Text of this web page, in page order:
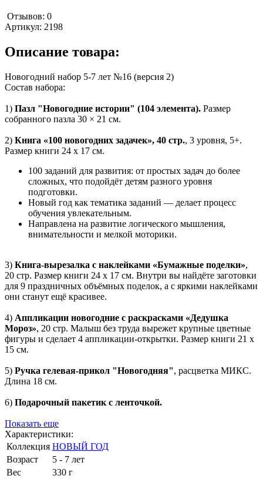
Отзывов: 0
Артикул: 2198
Описание товара:
Новогодний набор 5-7 лет №16 (версия 2)
Состав набора:
1) Пазл "Новогодние истории" (104 элемента). Размер
собранного пазла 30 × 21 см.
2) Книга «100 новогодних задачек», 40 стр., 3 уровня, 5+.
Размер книги 24 х 17 см.
100 заданий для развития: от простых задач до более
сложных, что подойдёт детям разного уровня
подготовки.
Новый год как тематика заданий — делает процесс
обучения увлекательным.
Направлена на развитие логического мышления,
внимательности и мелкой моторики.
3) Книга-вырезалка с наклейками «Бумажные поделки»,
20 стр. Размер книги 24 х 17 см. Внутри вы найдёте заготовки
для 9 праздничных объёмных поделок, а с яркими наклейками
они станут ещё красивее.
4) Аппликации новогодние с раскрасками «Дедушка
Мороз», 20 стр. Малыш без труда вырежет крупные цветные
фигуры и сделает 4 аппликации-открытки. Размер книги 21 х
15 см.
5) Ручка гелевая-прикол "Новогодняя", расцветка МИКС.
Длина 18 см.
6) Подарочный пакетик с ленточкой.
Показать еще
Характеристики:
Коллекция НОВЫЙ ГОД
Возраст
5 - 7 лет
Вес
330 г